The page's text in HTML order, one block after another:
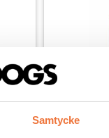
Samtycke